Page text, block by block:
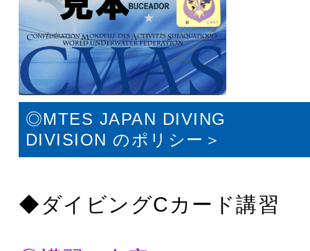
◎MTES JAPAN DIVING
DIVISION のポリシー＞
◆ダイビングCカード講習